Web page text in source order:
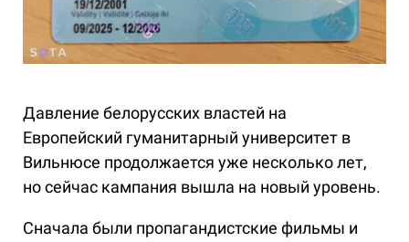
Давление белорусских властей на
Европейский гуманитарный университет в
Вильнюсе продолжается уже несколько лет,
но сейчас кампания вышла на новый уровень.
Сначала были пропагандистские фильмы и